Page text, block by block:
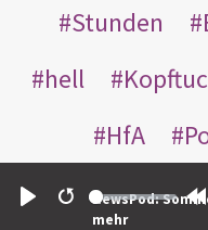
Restart
NewsPod:
mehr
Stunden
hell
HfA
Entdecke